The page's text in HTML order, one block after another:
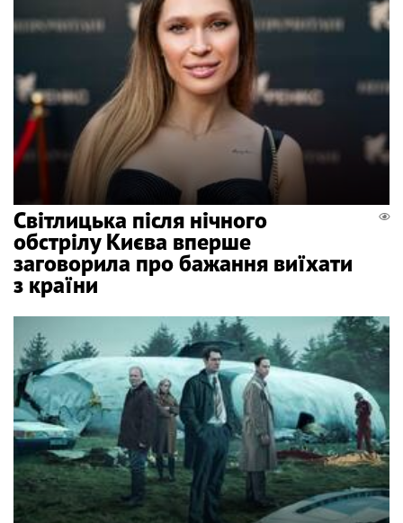
Світлицька після нічного
обстрілу Києва вперше
заговорила про бажання виїхати
з країни